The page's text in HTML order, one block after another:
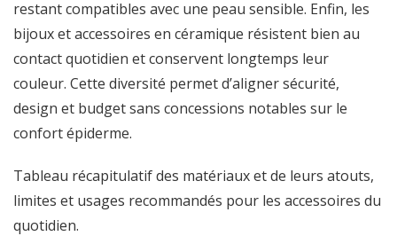
restant compatibles avec une peau sensible. Enfin, les
bijoux et accessoires en céramique résistent bien au
contact quotidien et conservent longtemps leur
couleur. Cette diversité permet d’aligner sécurité,
design et budget sans concessions notables sur le
confort épiderme.
Tableau récapitulatif des matériaux et de leurs atouts,
limites et usages recommandés pour les accessoires du
quotidien.